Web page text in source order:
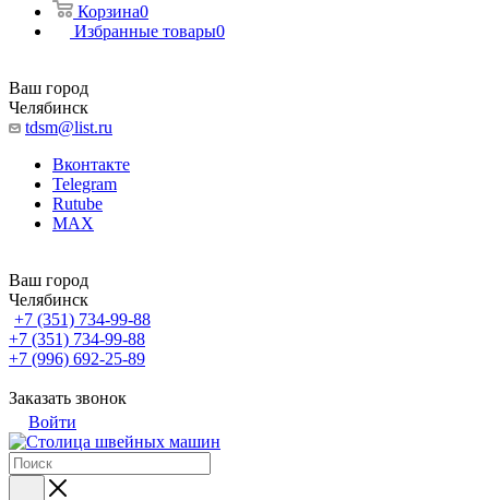
Корзина0
Избранные товары0
Ваш город
Челябинск
tdsm@list.ru
Вконтакте
Telegram
Rutube
MAX
Ваш город
Челябинск
+7 (351) 734-99-88
+7 (351) 734-99-88
+7 (996) 692-25-89
Заказать звонок
Войти